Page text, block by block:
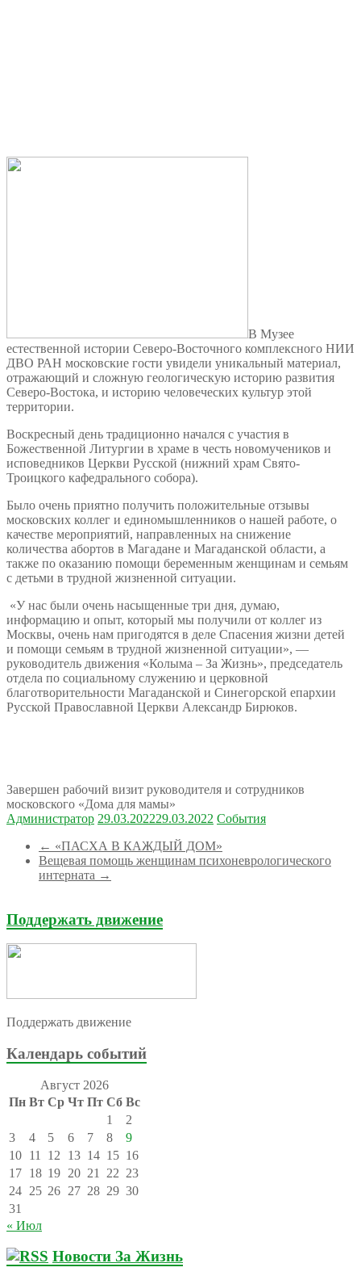
В Музее
естественной истории Северо-Восточного комплексного НИИ
ДВО РАН московские гости увидели уникальный материал,
отражающий и сложную геологическую историю развития
Северо-Востока, и историю человеческих культур этой
территории.
Воскресный день традиционно начался с участия в
Божественной Литургии в храме в честь новомучеников и
исповедников Церкви Русской (нижний храм Свято-
Троицкого кафедрального собора).
Было очень приятно получить положительные отзывы
московских коллег и единомышленников о нашей работе, о
качестве мероприятий, направленных на снижение
количества абортов в Магадане и Магаданской области, а
также по оказанию помощи беременным женщинам и семьям
с детьми в трудной жизненной ситуации.
«У нас были очень насыщенные три дня, думаю,
информацию и опыт, который мы получили от коллег из
Москвы, очень нам пригодятся в деле Спасения жизни детей
и помощи семьям в трудной жизненной ситуации», —
руководитель движения «Колыма – За Жизнь», председатель
отдела по социальному служению и церковной
благотворительности Магаданской и Синегорской епархии
Русской Православной Церкви Александр Бирюков.
Завершен рабочий визит руководителя и сотрудников
московского «Дома для мамы»
Администратор 29.03.202229.03.2022 События
← «ПАСХА В КАЖДЫЙ ДОМ»
Вещевая помощь женщинам психоневрологического
интерната →
Поддержать движение
Поддержать движение
Календарь событий
Август 2026
Пн Вт Ср Чт Пт Сб Вс
1
2
3
4 5 6 7 8
9
10 11 12 13 14 15 16
17 18 19 20 21 22 23
24 25 26 27 28 29 30
31
« Июл
Новости За Жизнь